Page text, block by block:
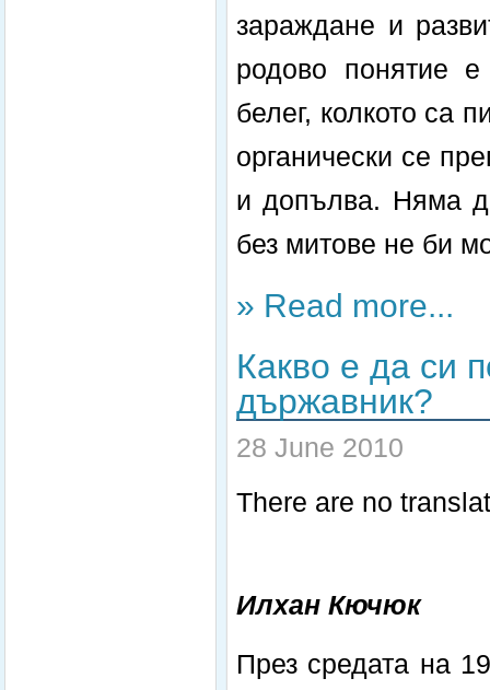
зараждане и
родово понятие е
белег, колкото са
органически се
и допълва. Няма
без митове не би
» Read more...
Какво е да си
държавник?
28 June 2010
There are no
Илхан Кючюк
През средата на